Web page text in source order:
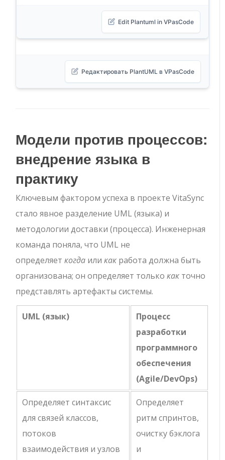
Edit Plantuml in VPasCode
Редактировать PlantUML в VPasCode
Модели против процессов:
внедрение языка в
практику
Ключевым фактором успеха в проекте VitaSync
стало явное разделение UML (языка) и
методологии доставки (процесса). Инженерная
команда поняла, что UML не
определяеткогда иликак работа должна быть
организована; он определяет толькокак точно
представлять артефакты системы.
UML (язык)
Процесс
разработки
программного
обеспечения
(Agile/DevOps)
Определяет синтаксис
для связей классов,
потоков
взаимодействия и узлов
Определяет
ритм спринтов,
очистку бэклога
и